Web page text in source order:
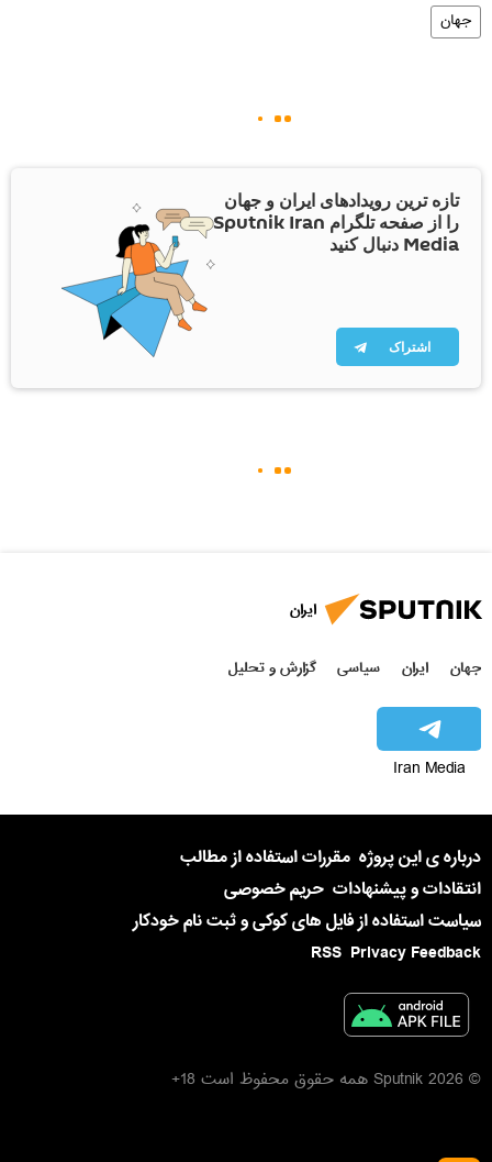
جهان
تازه ترین رویدادهای ایران و جهان
را از صفحه تلگرام Sputnik Iran
Media دنبال کنید
اشتراک
ایران
جهان ایران سیاسی گزارش و تحلیل
Iran Media
درباره ی این پروژه مقررات استفاده از مطالب
انتقادات و پیشنهادات حریم خصوصی
سیاست استفاده از فایل های کوکی و ثبت نام خودکار
Privacy Feedback
RSS
© 2026 Sputnik همه حقوق محفوظ است 18+